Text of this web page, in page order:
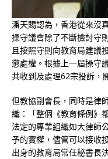
潘天賜認為，香港從來沒
操守議會除了不斷檢討守
且按照守則向教育局建議
懲處權。根據上一屆操守
共收到及處理62宗投訴，
但教協副會長，同時是律
織：「整個《教育條例》
法定的專業組織如大律師
予的實權，儘管可以接收
出身的教育局常任秘書長